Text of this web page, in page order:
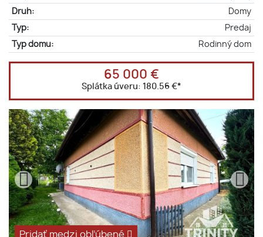
Druh:
Domy
Typ:
Predaj
Typ domu:
Rodinný dom
65 000 €
Splátka úveru: 180.56 €*
Pridať medzi obľúbené